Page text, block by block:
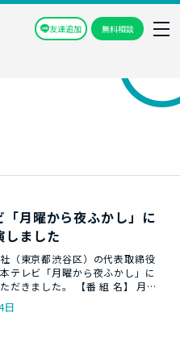
友達追加 無料相談
「月曜から夜ふかし」に
しました
（東京都渋谷区）の代表取締役
テレビ「月曜から夜ふかし」に
だきました。 【番 組 名】 月曜
【放 …
日